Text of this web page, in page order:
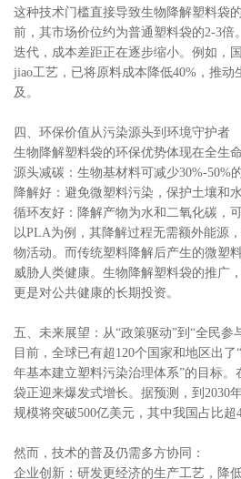
这种技术门槛直接导致生物降解塑料袋
前，其市场价位约为普通塑料袋的2-3倍
迭代，成本差距正在逐步缩小。例如，
jiao工艺，已将原料成本降低40%，推
及。
四、环保价值从污染源头到环境守护者
生物降解塑料袋的环保优势体现在全生命
源头减碳：生物基材料可减少30%-50%
降解好：避免微塑料污染，保护土壤和
循环友好：降解产物为水和二氧化碳，
以PLA为例，其降解过程无需额外能源
物活动。而传统塑料降解后产生的微塑
威胁人类健康。生物降解塑料袋的推广
更是对公共健康的长期投资。
五、未来展望：从“政策驱动”到“全民参
目前，全球已有超120个国家和地区出了
年基本建立塑料污染治理体系”的目标
袋正迎来爆发式增长。据预测，到2030
规模将突破500亿美元，其中我国占比超
然而，技术的普及仍需多方协同：
企业创新：研发更经济的生产工艺，降低